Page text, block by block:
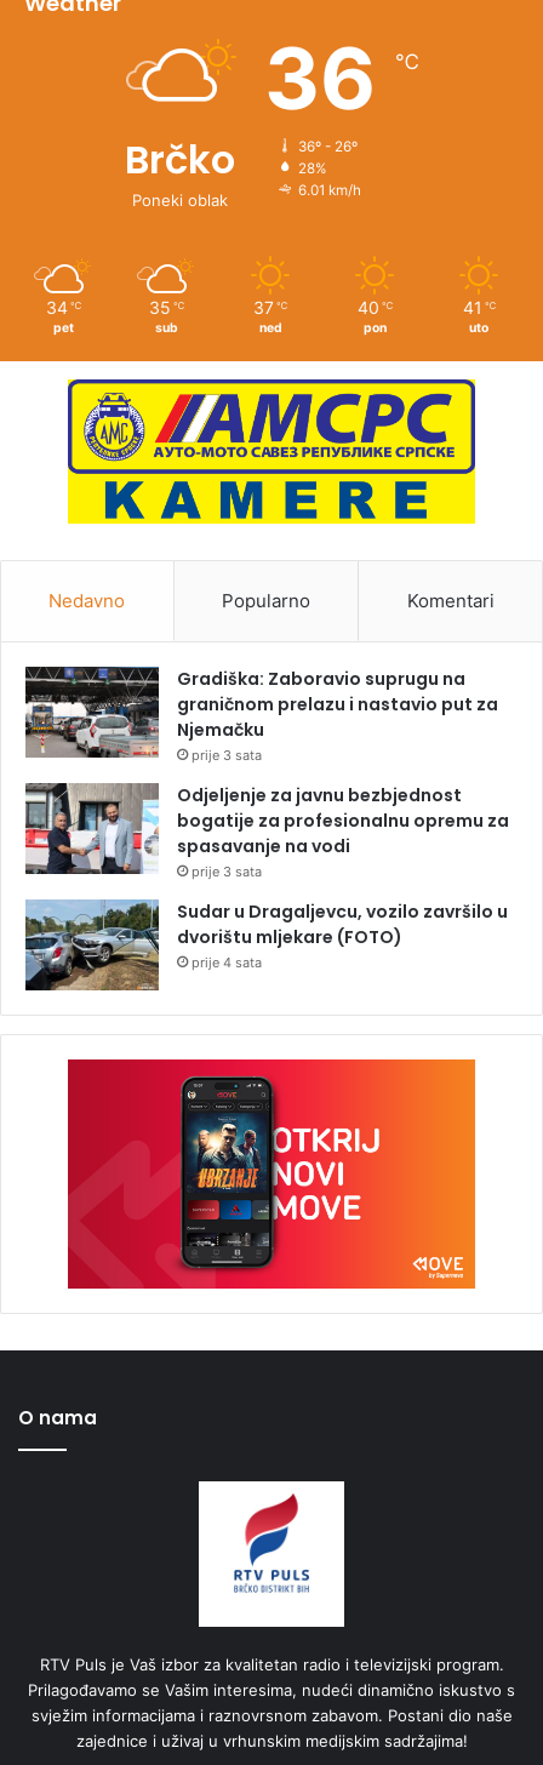
Brčko
Poneki oblak
36 ℃
36º - 26º
28%
6.01 km/h
34 ℃
pet
35 ℃
sub
37 ℃
ned
40 ℃
pon
41 ℃
uto
Nedavno Popularno Komentari
Gradiška: Zaboravio suprugu na
graničnom prelazu i nastavio put za
Njemačku
prije 3 sata
Odjeljenje za javnu bezbjednost
bogatije za profesionalnu opremu za
spasavanje na vodi
prije 3 sata
Sudar u Dragaljevcu, vozilo završilo u
dvorištu mljekare (FOTO)
prije 4 sata
O nama
RTV Puls je Vaš izbor za kvalitetan radio i televizijski program.
Prilagođavamo se Vašim interesima, nudeći dinamično iskustvo s
svježim informacijama i raznovrsnom zabavom. Postani dio naše
zajednice i uživaj u vrhunskim medijskim sadržajima!